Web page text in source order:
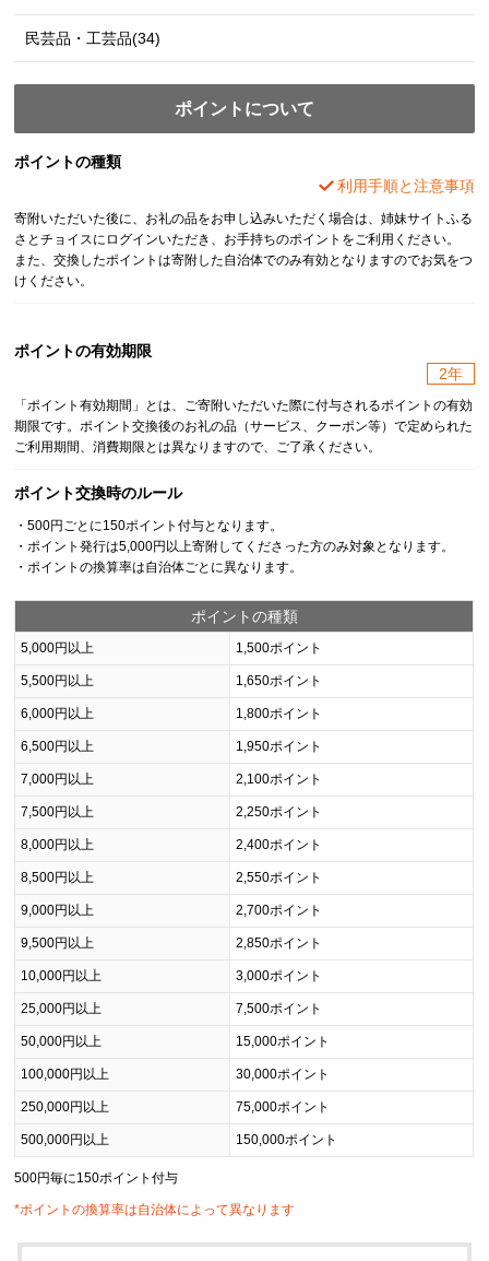
民芸品・工芸品(34)
ポイントについて
ポイントの種類
利用手順と注意事項
寄附いただいた後に、お礼の品をお申し込みいただく場合は、姉妹サイトふる
さとチョイスにログインいただき、お手持ちのポイントをご利用ください。
また、交換したポイントは寄附した自治体でのみ有効となりますのでお気をつ
けください。
ポイントの有効期限
2年
「ポイント有効期間」とは、ご寄附いただいた際に付与されるポイントの有効
期限です。ポイント交換後のお礼の品（サービス、クーポン等）で定められた
ご利用期間、消費期限とは異なりますので、ご了承ください。
ポイント交換時のルール
・500円ごとに150ポイント付与となります。
・ポイント発行は5,000円以上寄附してくださった方のみ対象となります。
・ポイントの換算率は自治体ごとに異なります。
ポイントの種類
5,000円以上 1,500ポイント
5,500円以上 1,650ポイント
6,000円以上 1,800ポイント
6,500円以上 1,950ポイント
7,000円以上 2,100ポイント
7,500円以上 2,250ポイント
8,000円以上 2,400ポイント
8,500円以上 2,550ポイント
9,000円以上 2,700ポイント
9,500円以上 2,850ポイント
10,000円以上 3,000ポイント
25,000円以上 7,500ポイント
50,000円以上 15,000ポイント
100,000円以上 30,000ポイント
250,000円以上 75,000ポイント
500,000円以上 150,000ポイント
500円毎に150ポイント付与
*ポイントの換算率は自治体によって異なります